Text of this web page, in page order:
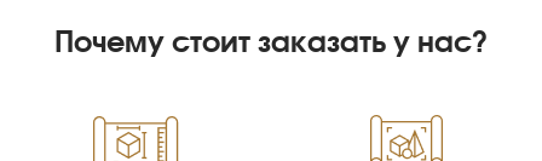
Почему стоит заказать у нас?